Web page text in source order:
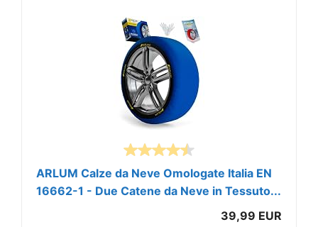
ARLUM Calze da Neve Omologate Italia EN
16662-1 - Due Catene da Neve in Tessuto...
39,99 EUR